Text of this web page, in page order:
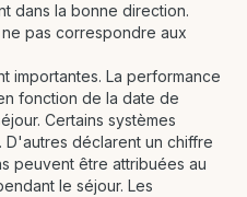
dans la bonne direction.
pas correspondre aux
importantes. La performance
fonction de la date de
Certains systèmes
déclarent un chiffre
peuvent être attribuées au
le séjour. Les